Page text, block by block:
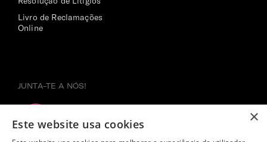
Livro de Reclamações
Online
JUNTA-TE A NÓS!
×
Este website usa cookies